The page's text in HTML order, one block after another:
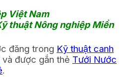
Việt Nam
thuật Nông nghiệp Miền
đăng trong Kỹ thuật canh
và được gắn thẻ Tưới Nước
.